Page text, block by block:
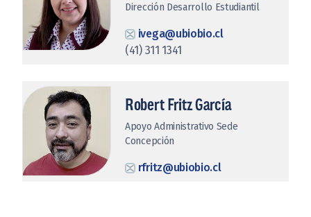
Dirección Desarrollo Estudiantil
ivega@ubiobio.cl
(41) 311 1341
Robert Fritz García
Apoyo Administrativo Sede
Concepción
rfritz@ubiobio.cl